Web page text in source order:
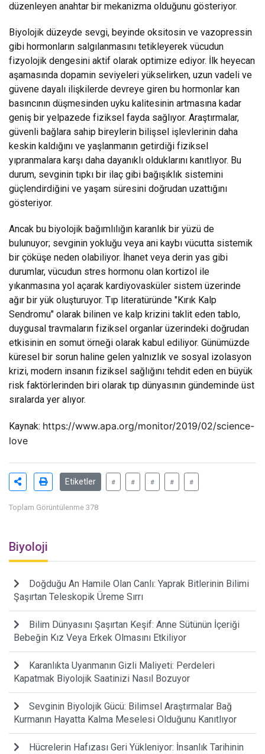
düzenleyen anahtar bir mekanizma olduğunu gösteriyor.
Biyolojik düzeyde sevgi, beyinde oksitosin ve vazopressin
gibi hormonların salgılanmasını tetikleyerek vücudun
fizyolojik dengesini aktif olarak optimize ediyor. İlk heyecan
aşamasında dopamin seviyeleri yükselirken, uzun vadeli ve
güvene dayalı ilişkilerde devreye giren bu hormonlar kan
basıncının düşmesinden uyku kalitesinin artmasına kadar
geniş bir yelpazede fiziksel fayda sağlıyor. Araştırmalar,
güvenli bağlara sahip bireylerin bilişsel işlevlerinin daha
keskin kaldığını ve yaşlanmanın getirdiği fiziksel
yıpranmalara karşı daha dayanıklı olduklarını kanıtlıyor. Bu
durum, sevginin tıpkı bir ilaç gibi bağışıklık sistemini
güçlendirdiğini ve yaşam süresini doğrudan uzattığını
gösteriyor.
Ancak bu biyolojik bağımlılığın karanlık bir yüzü de
bulunuyor; sevginin yokluğu veya ani kaybı vücutta sistemik
bir çöküşe neden olabiliyor. İhanet veya derin yas gibi
durumlar, vücudun stres hormonu olan kortizol ile
yıkanmasına yol açarak kardiyovasküler sistem üzerinde
ağır bir yük oluşturuyor. Tıp literatüründe "Kırık Kalp
Sendromu" olarak bilinen ve kalp krizini taklit eden tablo,
duygusal travmaların fiziksel organlar üzerindeki doğrudan
etkisinin en somut örneği olarak kabul ediliyor. Günümüzde
küresel bir sorun haline gelen yalnızlık ve sosyal izolasyon
krizi, modern insanın fiziksel sağlığını tehdit eden en büyük
risk faktörlerinden biri olarak tıp dünyasının gündeminde üst
sıralarda yer alıyor.
Kaynak: https://www.apa.org/monitor/2019/02/science-
love
Etiketler # # # # #
Toplam Görüntülenme 378
Biyoloji
Doğduğu An Hamile Olan Canlı: Yaprak Bitlerinin Bilimi
Şaşırtan Teleskopik Üreme Sırrı
Bilim Dünyasını Şaşırtan Keşif: Anne Sütünün İçeriği
Bebeğin Kız Veya Erkek Olmasını Etkiliyor
Karanlıkta Uyanmanın Gizli Maliyeti: Perdeleri
Kapatmak Biyolojik Saatinizi Nasıl Bozuyor
Sevginin Biyolojik Gücü: Bilimsel Araştırmalar Bağ
Kurmanın Hayatta Kalma Meselesi Olduğunu Kanıtlıyor
Hücrelerin Hafızası Geri Yükleniyor: İnsanlık Tarihinin